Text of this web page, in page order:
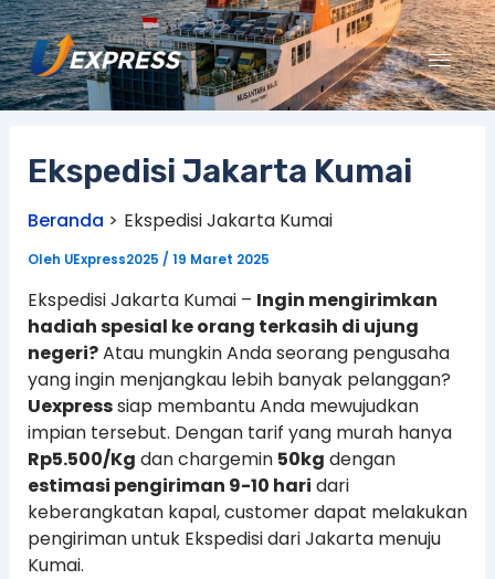
Lewati
ke
konten
Ekspedisi Jakarta Kumai
Beranda Ekspedisi Jakarta Kumai
Oleh UExpress2025 / 19 Maret 2025
Ekspedisi Jakarta Kumai – Ingin mengirimkan
hadiah spesial ke orang terkasih di ujung
negeri?Atau mungkin Anda seorang pengusaha
yang ingin menjangkau lebih banyak pelanggan?
Uexpresssiap membantu Anda mewujudkan
impian tersebut. Dengan tarif yang murah hanya
Rp5.500/Kg dan chargemin 50kg dengan
estimasi pengiriman 9-10 hari dari
keberangkatan kapal, customer dapat melakukan
pengiriman untuk Ekspedisi dari Jakarta menuju
Kumai.